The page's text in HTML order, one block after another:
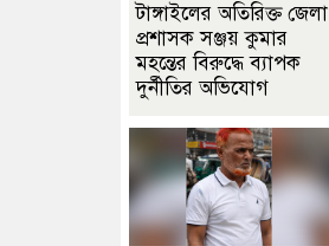
টাঙ্গাইলের অতিরিক্ত জেলা
প্রশাসক সঞ্জয় কুমার
মহন্তের বিরুদ্ধে ব্যাপক
দুর্নীতির অভিযোগ